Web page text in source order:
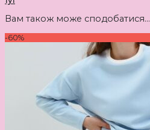
Вам також може сподобатися…
-60%